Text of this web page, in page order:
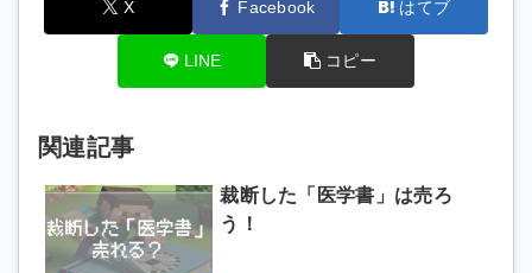
X Facebook はてブ
LINE コピー
関連記事
裁断した「医学書」は売ろ
う！